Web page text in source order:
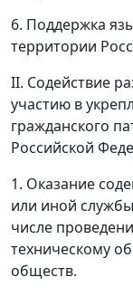
6. Поддержка
территории
II. Содействие
участию в
гражданского
Российской
1. Оказание
или иной
числе
техническому
обществ.